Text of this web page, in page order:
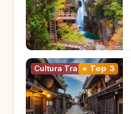
Cultura Tradicional
Top 3